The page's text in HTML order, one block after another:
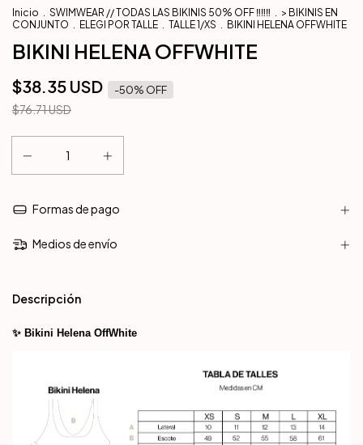
Inicio . SWIMWEAR // TODAS LAS BIKINIS 50% OFF ‼️‼️‼️ . > BIKINIS EN
CONJUNTO . ELEGI POR TALLE . TALLE 1/XS . BIKINI HELENA OFFWHITE
BIKINI HELENA OFFWHITE
$38.35 USD -50% OFF
$76.71 USD
Formas de pago
Medios de envío
Descripción
✨ Bikini Helena OffWhite